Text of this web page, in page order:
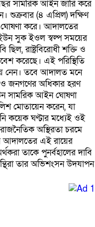
সামরিক আইন জারি করে
(৪ এপ্রিল) দক্ষিণ
করে। আদালতের
ইউন সুক ইওল স্বল্প সময়ের
রাষ্ট্রবিরোধী শক্তি ও
করেছে। এই পরিস্থিতি
নেন। তবে আদালত মনে
ও জনগণের অধিকার হরণ
সামরিক আইন ঘোষণা
মোতায়েন করেন, যা
কয়েক ঘণ্টার মধ্যেই ওই
অস্থিরতা চরমে
আদালতের এই রায়ের
তাকে পুনর্বহালের দাবি
তার অভিশংসন উদযাপন